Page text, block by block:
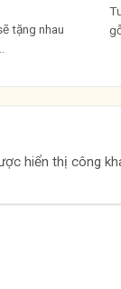
tặng nhau
hiển thị công